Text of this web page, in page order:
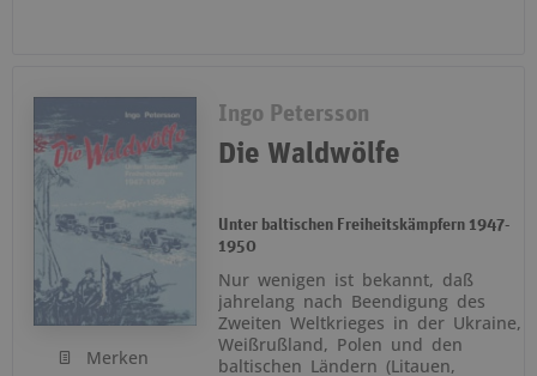
Merken
Ingo Petersson
Die Waldwölfe
Unter baltischen Freiheitskämpfern 1947-
1950
Nur wenigen ist bekannt, daß
jahrelang nach Beendigung des
Zweiten Weltkrieges in der Ukraine,
Weißrußland, Polen und den
baltischen Ländern (Litauen,